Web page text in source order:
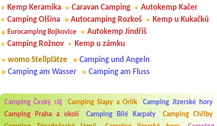
Kemp Keramika
Caravan Camping
Autokemp Kačer
Camping Olšina
Autocamping Rozkoš Kemp u Kukačků
Eurocamping Bojkovice
Autokemp Jindřiš
Camping Rožnov
Kemp u zámku
womo Stellplätze
Camping und Angeln
Camping am Wasser
Camping am Fluss
Camping Český ráj Camping Slapy a Orlík
Camping Jizerské hory
Camping Praha a okolí
Camping Bílé Karpaty
Camping Chřiby
Aneta Melicharová***
Byli jsme zde v týdnu od 25.7. do 1.8. 2026. Kemp jako takový je pěkný.